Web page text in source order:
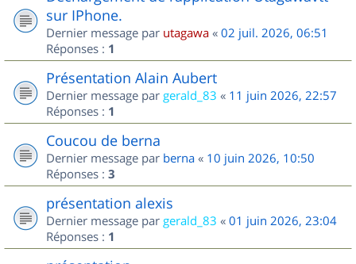
sur IPhone.
Dernier message par utagawa « 02 juil. 2026, 06:51
Réponses : 1
Présentation Alain Aubert
Dernier message par gerald_83 « 11 juin 2026, 22:57
Réponses : 1
Coucou de berna
Dernier message par berna « 10 juin 2026, 10:50
Réponses : 3
présentation alexis
Dernier message par gerald_83 « 01 juin 2026, 23:04
Réponses : 1